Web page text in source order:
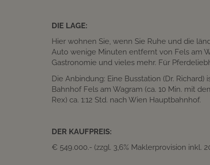
DIE LAGE:
Hier wohnen Sie, wenn Sie Ruhe und die
Auto wenige Minuten entfernt von Fels am
Gastronomie und vieles mehr. Für
Die Anbindung: Eine Busstation (Dr.
Bahnhof Fels am Wagram (ca. 10 Min. mit
Rex) ca. 1:12 Std. nach Wien Hauptbahnhof.
DER KAUFPREIS:
€ 549.000.- (zzgl. 3,6% Maklerprovision inkl.